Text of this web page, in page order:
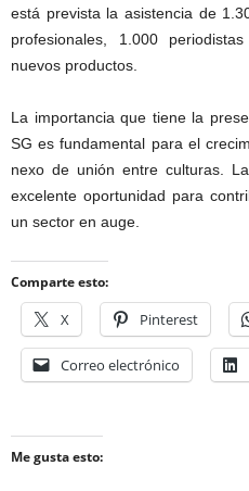
está prevista la asistencia de
profesionales, 1.000
nuevos productos.
La importancia que tiene la
SG es fundamental para el
nexo de unión entre culturas.
excelente oportunidad para
un sector en auge.
Comparte esto:
X Pinterest
Correo electrónico
Me gusta esto: